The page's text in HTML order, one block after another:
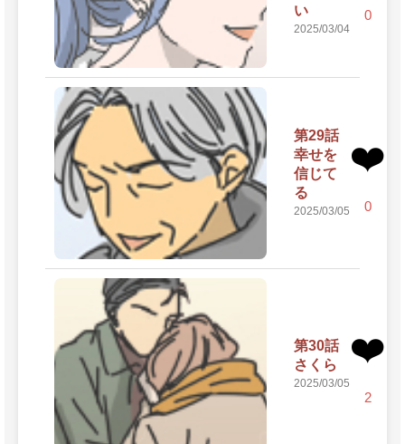
い
2025/03/04
0
第29話
幸せを
信じて
る
2025/03/05
❤️
0
第30話
さくら
2025/03/05
❤️
2